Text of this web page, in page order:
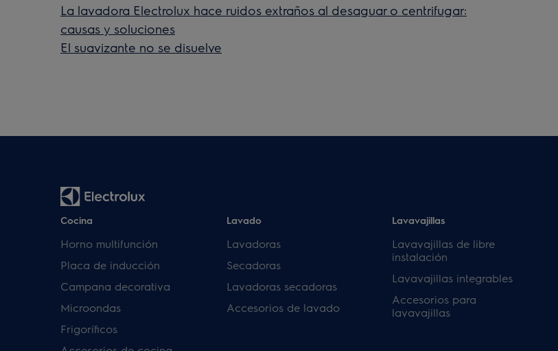
La lavadora Electrolux hace ruidos extraños al desaguar o centrifugar:
causas y soluciones
El suavizante no se disuelve
Cocina
Horno multifunción
Placa de inducción
Campana decorativa
Microondas
Frigoríficos
Lavado
Lavadoras
Secadoras
Lavadoras secadoras
Accesorios de lavado
Lavavajillas
Lavavajillas de libre
instalación
Lavavajillas integrables
Accesorios para
lavavajillas